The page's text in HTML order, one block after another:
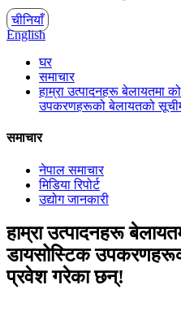
चीनियाँ
English
घर
समाचार
हाम्रा उत्पादनहरू बेलायतमा
उपकरणहरूको बेलायतको
समाचार
नेपाल समाचार
मिडिया रिपोर्ट
उद्योग जानकारी
हाम्रा उत्पादनहरू
डायसोस्टिक
प्रवेश गरेका छन्!